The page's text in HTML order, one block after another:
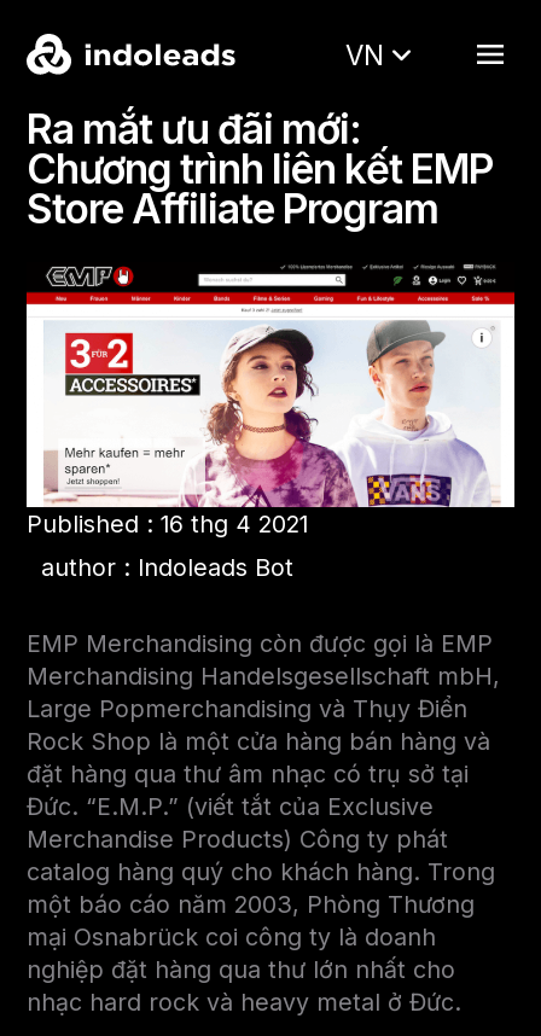
VN
Ra mắt ưu đãi mới:
Chương trình liên kết EMP
Store Affiliate Program
Published : 16 thg 4 2021
author : Indoleads Bot
EMP Merchandising còn được gọi là EMP
Merchandising Handelsgesellschaft mbH,
Large Popmerchandising và Thụy Điển
Rock Shop là một cửa hàng bán hàng và
đặt hàng qua thư âm nhạc có trụ sở tại
Đức. “E.M.P.” (viết tắt của Exclusive
Merchandise Products) Công ty phát
catalog hàng quý cho khách hàng. Trong
một báo cáo năm 2003, Phòng Thương
mại Osnabrück coi công ty là doanh
nghiệp đặt hàng qua thư lớn nhất cho
nhạc hard rock và heavy metal ở Đức.